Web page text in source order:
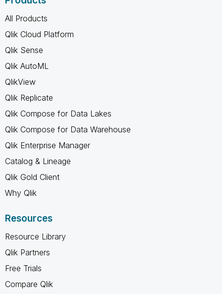
All Products
Qlik Cloud Platform
Qlik Sense
Qlik AutoML
QlikView
Qlik Replicate
Qlik Compose for Data Lakes
Qlik Compose for Data Warehouse
Qlik Enterprise Manager
Catalog & Lineage
Qlik Gold Client
Why Qlik
Resources
Resource Library
Qlik Partners
Free Trials
Compare Qlik